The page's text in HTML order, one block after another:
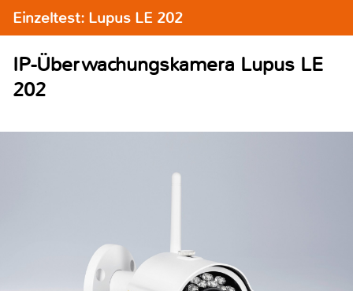
Einzeltest: Lupus LE 202
IP-Überwachungskamera Lupus LE
202